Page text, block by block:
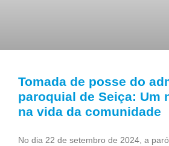
Tomada de posse do
paroquial de Seiça: Um
na vida da comunidade
No dia 22 de setembro de 2024, a